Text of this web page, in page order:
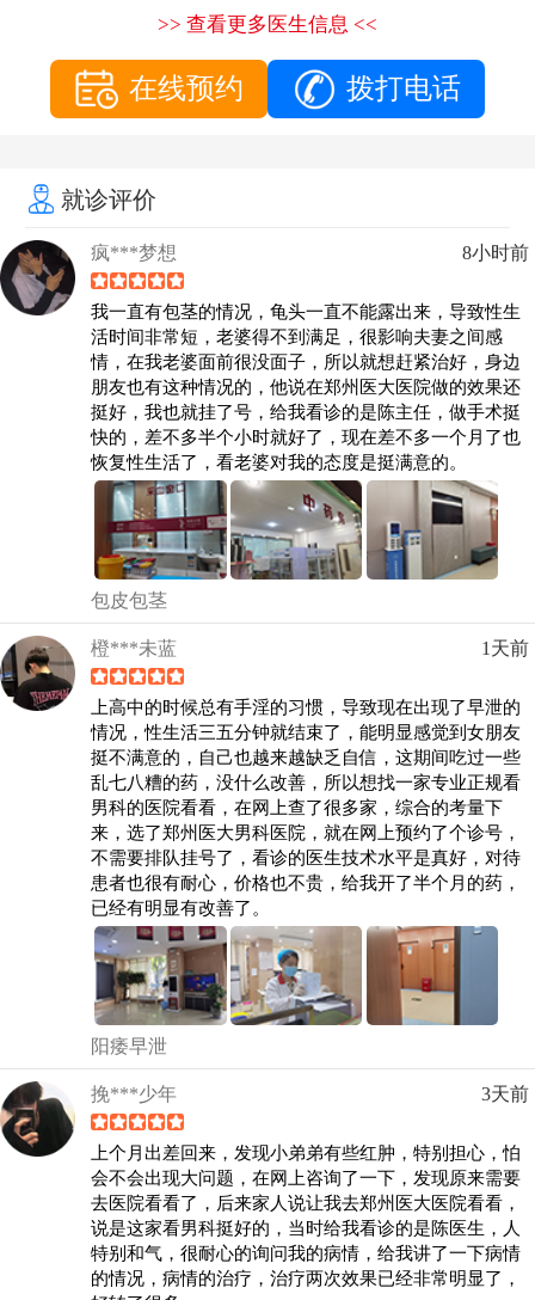
>> 查看更多医生信息 <<
在线预约 拨打电话
就诊评价
疯***梦想 8小时前
我一直有包茎的情况，龟头一直不能露出来，导致性生
活时间非常短，老婆得不到满足，很影响夫妻之间感
情，在我老婆面前很没面子，所以就想赶紧治好，身边
朋友也有这种情况的，他说在郑州医大医院做的效果还
挺好，我也就挂了号，给我看诊的是陈主任，做手术挺
快的，差不多半个小时就好了，现在差不多一个月了也
恢复性生活了，看老婆对我的态度是挺满意的。
包皮包茎
橙***未蓝 1天前
上高中的时候总有手淫的习惯，导致现在出现了早泄的
情况，性生活三五分钟就结束了，能明显感觉到女朋友
挺不满意的，自己也越来越缺乏自信，这期间吃过一些
乱七八糟的药，没什么改善，所以想找一家专业正规看
男科的医院看看，在网上查了很多家，综合的考量下
来，选了郑州医大男科医院，就在网上预约了个诊号，
不需要排队挂号了，看诊的医生技术水平是真好，对待
患者也很有耐心，价格也不贵，给我开了半个月的药，
已经有明显有改善了。
阳痿早泄
挽***少年 3天前
上个月出差回来，发现小弟弟有些红肿，特别担心，怕
会不会出现大问题，在网上咨询了一下，发现原来需要
去医院看看了，后来家人说让我去郑州医大医院看看，
说是这家看男科挺好的，当时给我看诊的是陈医生，人
特别和气，很耐心的询问我的病情，给我讲了一下病情
的情况，病情的治疗，治疗两次效果已经非常明显了，